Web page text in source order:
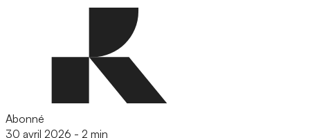
Abonné
30 avril 2026 - 2 min